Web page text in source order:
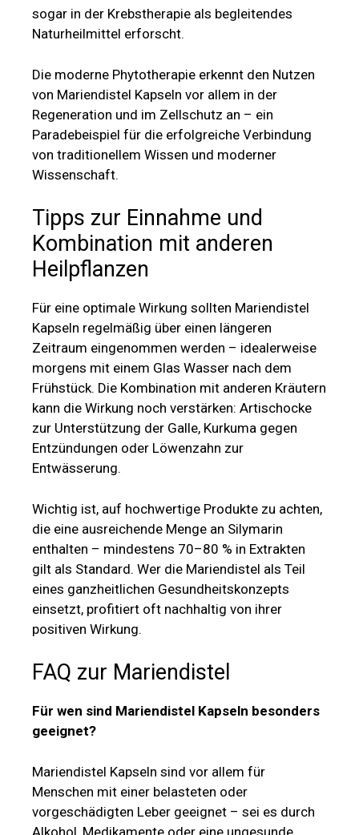
sogar in der Krebstherapie als begleitendes
Naturheilmittel erforscht.
Die moderne Phytotherapie erkennt den Nutzen
von Mariendistel Kapseln vor allem in der
Regeneration und im Zellschutz an – ein
Paradebeispiel für die erfolgreiche Verbindung
von traditionellem Wissen und moderner
Wissenschaft.
Tipps zur Einnahme und
Kombination mit anderen
Heilpflanzen
Für eine optimale Wirkung sollten Mariendistel
Kapseln regelmäßig über einen längeren
Zeitraum eingenommen werden – idealerweise
morgens mit einem Glas Wasser nach dem
Frühstück. Die Kombination mit anderen Kräutern
kann die Wirkung noch verstärken: Artischocke
zur Unterstützung der Galle, Kurkuma gegen
Entzündungen oder Löwenzahn zur
Entwässerung.
Wichtig ist, auf hochwertige Produkte zu achten,
die eine ausreichende Menge an Silymarin
enthalten – mindestens 70–80 % in Extrakten
gilt als Standard. Wer die Mariendistel als Teil
eines ganzheitlichen Gesundheitskonzepts
einsetzt, profitiert oft nachhaltig von ihrer
positiven Wirkung.
FAQ zur Mariendistel
Für wen sind Mariendistel Kapseln besonders
geeignet?
Mariendistel Kapseln sind vor allem für
Menschen mit einer belasteten oder
vorgeschädigten Leber geeignet – sei es durch
Alkohol, Medikamente oder eine ungesunde